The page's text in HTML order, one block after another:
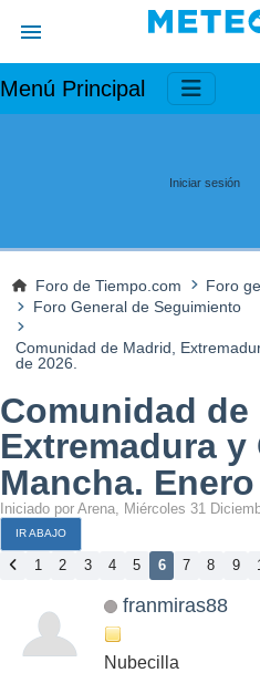
Menú Principal
Iniciar sesión
Foro de Tiempo.com
Foro
Foro General de Seguimiento
Comunidad de Madrid,
de 2026.
Comunidad de
Extremadura
Mancha.
Iniciado por Arena, Miércoles 31
IR ABAJO
1 2 3 4 5 6 7 8 9
franmiras88
Nubecilla